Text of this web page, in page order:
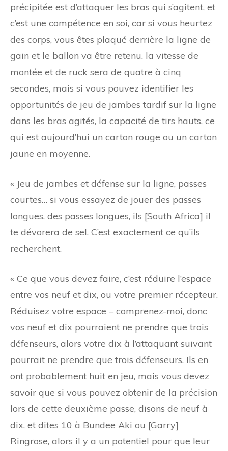
précipitée est d’attaquer les bras qui s’agitent, et
c’est une compétence en soi, car si vous heurtez
des corps, vous êtes plaqué derrière la ligne de
gain et le ballon va être retenu. la vitesse de
montée et de ruck sera de quatre à cinq
secondes, mais si vous pouvez identifier les
opportunités de jeu de jambes tardif sur la ligne
dans les bras agités, la capacité de tirs hauts, ce
qui est aujourd’hui un carton rouge ou un carton
jaune en moyenne.
« Jeu de jambes et défense sur la ligne, passes
courtes… si vous essayez de jouer des passes
longues, des passes longues, ils [South Africa] il
te dévorera de sel. C’est exactement ce qu’ils
recherchent.
« Ce que vous devez faire, c’est réduire l’espace
entre vos neuf et dix, ou votre premier récepteur.
Réduisez votre espace – comprenez-moi, donc
vos neuf et dix pourraient ne prendre que trois
défenseurs, alors votre dix à l’attaquant suivant
pourrait ne prendre que trois défenseurs. Ils en
ont probablement huit en jeu, mais vous devez
savoir que si vous pouvez obtenir de la précision
lors de cette deuxième passe, disons de neuf à
dix, et dites 10 à Bundee Aki ou [Garry]
Ringrose, alors il y a un potentiel pour que leur